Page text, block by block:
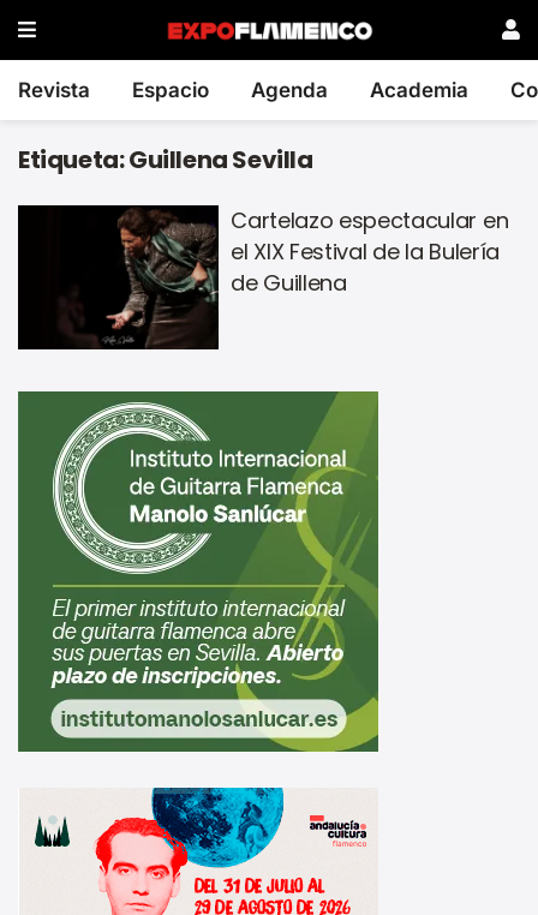
Revista Espacio Agenda Academia
Etiqueta:Guillena Sevilla
Cartelazo espectacular en
el XIX Festival de la Bulería
de Guillena